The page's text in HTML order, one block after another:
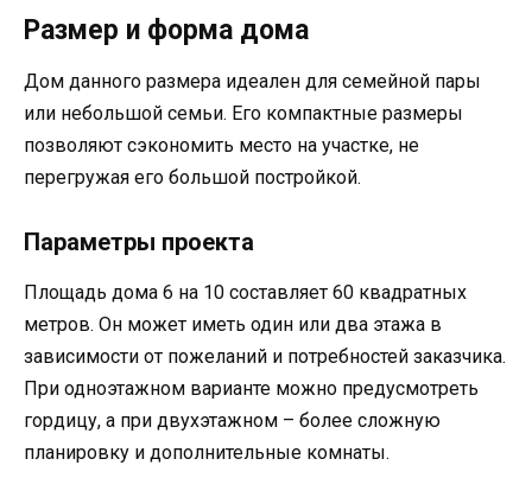
Размер и форма дома
Дом данного размера идеален для семейной пары
или небольшой семьи. Его компактные размеры
позволяют сэкономить место на участке, не
перегружая его большой постройкой.
Параметры проекта
Площадь дома 6 на 10 составляет 60 квадратных
метров. Он может иметь один или два этажа в
зависимости от пожеланий и потребностей заказчика.
При одноэтажном варианте можно предусмотреть
гордицу, а при двухэтажном – более сложную
планировку и дополнительные комнаты.